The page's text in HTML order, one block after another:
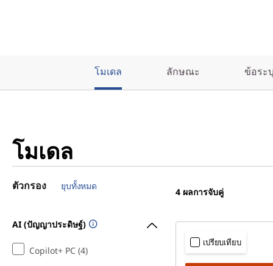
โมเดล ลักษณะ ข้อระ
โมเดล
ตัวกรอง ยุบทั้งหมด
AI (ปัญญาประดิษฐ์)
Copilot+ PC (4)
4 ผลการจับคู่
เปรียบเทียบ